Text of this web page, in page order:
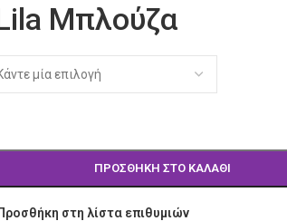
Μπλούζα
ΠΡΟΣΘΉΚΗ ΣΤΟ ΚΑΛΆΘΙ
στη λίστα επιθυμιών